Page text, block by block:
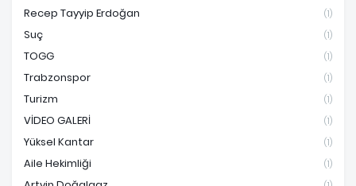
Recep Tayyip Erdoğan (1)
Suç (1)
TOGG (1)
Trabzonspor (1)
Turizm (1)
VİDEO GALERİ (1)
Yüksel Kantar (1)
Aile Hekimliği (1)